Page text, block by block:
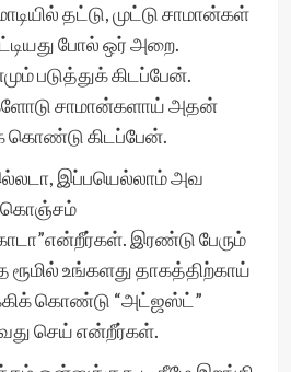
தட்டு, முட்டு சாமான்கள்
போல் ஒர் அறை.
படுத்துக் கிடப்பேன்.
சாமான்களாய் அதன்
கொண்டு கிடப்பேன்.
இப்பயெல்லாம் அவ
கொஞ்சம்
இரண்டு பேரும்
ரூமில் உங்களது தாகத்திற்காய்
கொண்டு “அட்ஜஸ்ட்”
செய் என்றீர்கள்.